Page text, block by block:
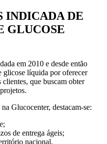
INDICADA DE
GLUCOSE
em 2010 e desde então
glicose líquida por oferecer
clientes, que buscam obter
Glucocenter, destacam-se:
de entrega ágeis;
nacional.